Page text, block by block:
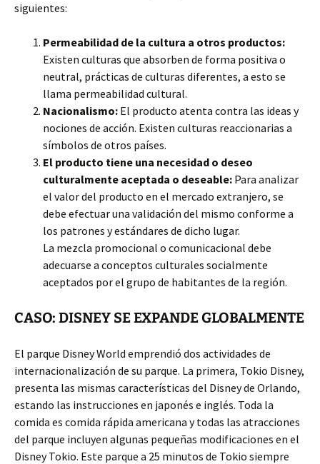
siguientes:
Permeabilidad de la cultura a otros productos:
Existen culturas que absorben de forma positiva o
neutral, prácticas de culturas diferentes, a esto se
llama permeabilidad cultural.
Nacionalismo: El producto atenta contra las ideas y
nociones de acción. Existen culturas reaccionarias a
símbolos de otros países.
El producto tiene una necesidad o deseo
culturalmente aceptada o deseable: Para analizar
el valor del producto en el mercado extranjero, se
debe efectuar una validación del mismo conforme a
los patrones y estándares de dicho lugar.
La mezcla promocional o comunicacional debe
adecuarse a conceptos culturales socialmente
aceptados por el grupo de habitantes de la región.
CASO: DISNEY SE EXPANDE GLOBALMENTE
El parque Disney World emprendió dos actividades de
internacionalización de su parque. La primera, Tokio Disney,
presenta las mismas características del Disney de Orlando,
estando las instrucciones en japonés e inglés. Toda la
comida es comida rápida americana y todas las atracciones
del parque incluyen algunas pequeñas modificaciones en el
Disney Tokio. Este parque a 25 minutos de Tokio siempre